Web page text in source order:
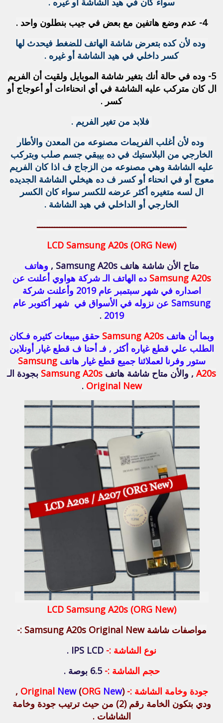
4- عدم وضع هاتفين مع بعض في جيب بنطلون واحد .
وده لأن كده بتعرض شاشة الهاتف للضغط فيحدث لها
كسر داخلي في هيد الشاشة أو غيره .
5- وده في حالة أنك بتغير شاشة الموبايل ولقيت أن الفريم
ال كان متركب عليه الشاشة في أي انحناءات أو أعوجاج أو
كسر .
فلابد من تغير الفريم .
وده لأن أغلب الفريمات مصنوعه من المعدن والأطار
الخارجي من البلاستيك في ده بيبقي جسم صلب وبتركب
عليه الشاشة وهي مصنوعه من الزجاج ف اذا كان الفريم
معوج أو في انحناء أو كسر ف ده هيخلي الشاشة الجديده
ال لسه متغيره أكثر عرضه للكسر سواء كان الكسر
الخارجي أو الداخلي في هيد الشاشة .
ــــــــــــــــــــــــــــــــــــــــــــــــــــــــــــ
LCD Samsung A20s (ORG New)
متاح الأن شاشة هاتف Samsung A20s ,
وهاتف
Samsung A20s ده الهاتف الـ شركة هواوي أعلنت عن
اصداره في شهر سبتمبر عام 2019 وأعلنت شركة
Samsung عن نزوله في الأسواق في شهر أكتوبر عام
2019
.
وبما أن هاتفSamsung A20s حقق مبيعات كثيره فـكان
الطلب علي قطع غياره أكثر , فـ أحنا ف قطع غيار أونلاين
ستور وفرنا لعملائنا جميع قطع غيار هاتفSamsung
A20s , والأن متاح شاشة هاتف Samsung A20s بجودة الـ
Original New
.
LCD Samsung A20s (ORG New)
مواصفات شاشة Samsung A20s Original New :-
نوع الشاشة :-
حجم الشاشة :- 6.5 بوصة .
جودة وخامة الشاشة :-
OriginalNew (ORG New
) ,
ودي بتكون الخامة رقم (2) من حيث ترتيب جودة وخامة
الشاشات .